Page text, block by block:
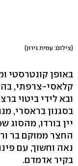
(צילום: עמית גירון)
באופן קונטרסטי
קלאסי-צרפתי,
ובא לידי ביטוי
בסגנון בראסרי,
יין בורדו, מהסוג
החצר ממוקם בר
נאה וחשוך, עם
בקיר אדמדם.